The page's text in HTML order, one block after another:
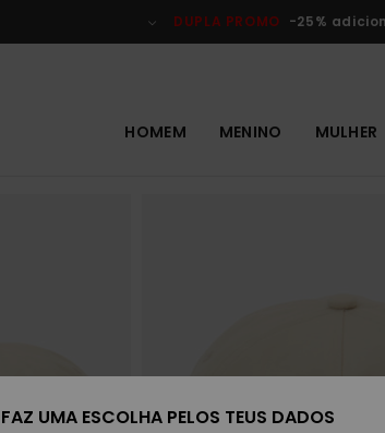
DUPLA PROMO -25%
HOMEM MENINO MULHER
FAZ UMA ESCOLHA PELOS TEUS DADOS